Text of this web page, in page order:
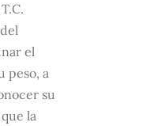
el
peso, a
su
la